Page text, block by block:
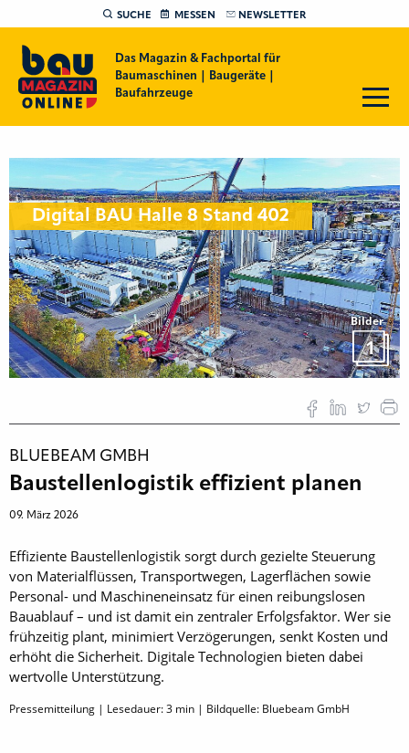
SUCHE MESSEN NEWSLETTER
Das Magazin & Fachportal für
Baumaschinen | Baugeräte |
Baufahrzeuge
Bilder
1
Digital BAU Halle 8 Stand 402
BLUEBEAM GMBH
Baustellenlogistik effizient planen
09. März 2026
Effiziente Baustellenlogistik sorgt durch gezielte Steuerung
von Materialflüssen, Transportwegen, Lagerflächen sowie
Personal- und Maschineneinsatz für einen reibungslosen
Bauablauf – und ist damit ein zentraler Erfolgsfaktor. Wer sie
frühzeitig plant, minimiert Verzögerungen, senkt Kosten und
erhöht die Sicherheit. Digitale Technologien bieten dabei
wertvolle Unterstützung.
Pressemitteilung | Lesedauer:3 min | Bildquelle: Bluebeam GmbH